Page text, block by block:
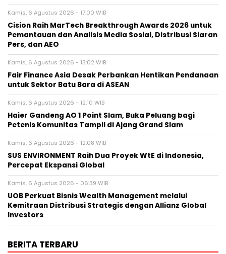
Kamis, 6 Agustus 2026 - 17:00 WIB
Cision Raih MarTech Breakthrough Awards 2026 untuk
Pemantauan dan Analisis Media Sosial, Distribusi Siaran
Pers, dan AEO
Kamis, 6 Agustus 2026 - 13:02 WIB
Fair Finance Asia Desak Perbankan Hentikan Pendanaan
untuk Sektor Batu Bara di ASEAN
Kamis, 6 Agustus 2026 - 12:10 WIB
Haier Gandeng AO 1 Point Slam, Buka Peluang bagi
Petenis Komunitas Tampil di Ajang Grand Slam
Kamis, 6 Agustus 2026 - 12:08 WIB
SUS ENVIRONMENT Raih Dua Proyek WtE di Indonesia,
Percepat Ekspansi Global
Kamis, 6 Agustus 2026 - 06:39 WIB
UOB Perkuat Bisnis Wealth Management melalui
Kemitraan Distribusi Strategis dengan Allianz Global
Investors
BERITA TERBARU